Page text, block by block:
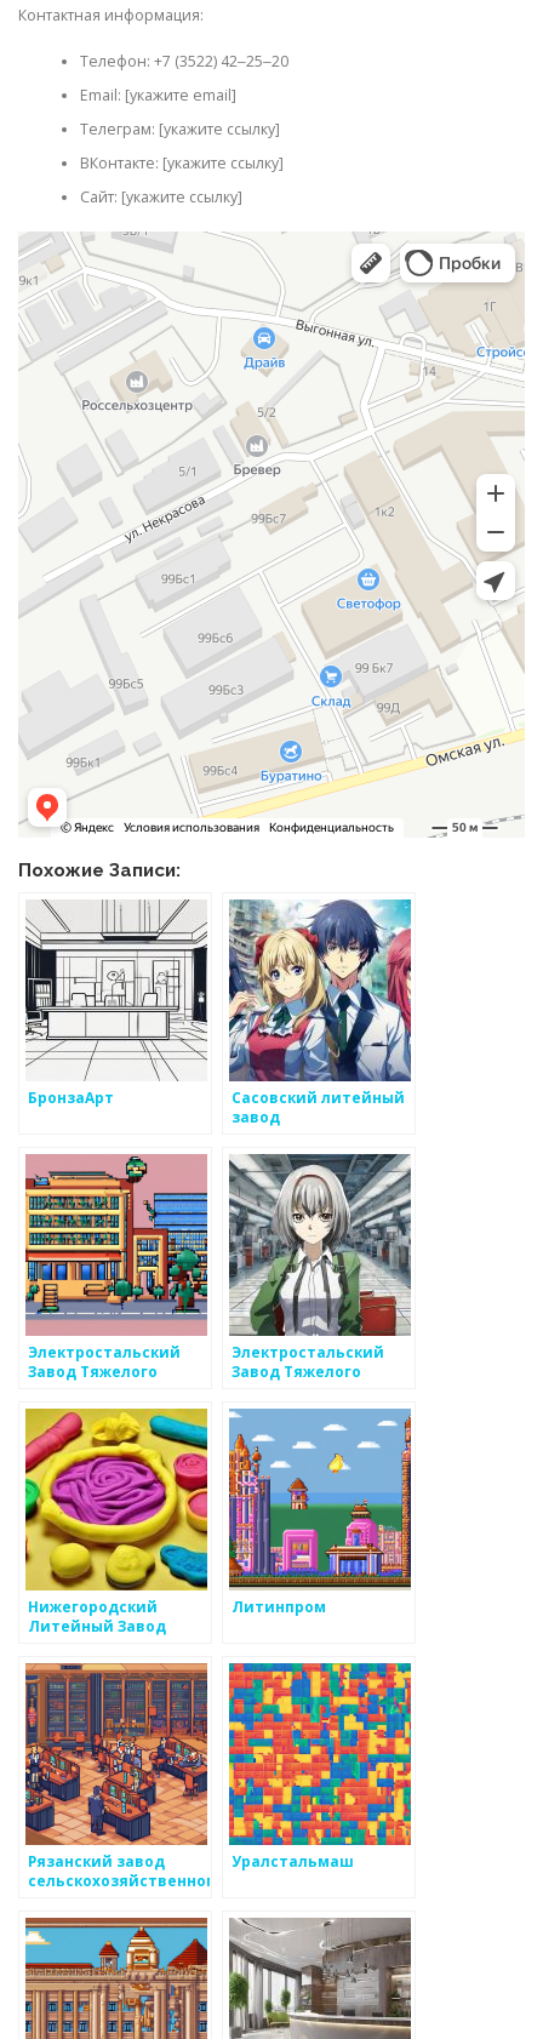
Контактная информация:
Телефон: +7 (3522) 42‒25‒20
Email: [укажите email]
Телеграм: [укажите ссылку]
ВКонтакте: [укажите ссылку]
Сайт: [укажите ссылку]
Похожие Записи:
БронзаАрт
Сасовский литейный
завод
Электростальский
Завод Тяжелого
Электростальский
Завод Тяжелого
Нижегородский
Литейный Завод
Литинпром
Рязанский завод
сельскохозяйственного
Уралстальмаш